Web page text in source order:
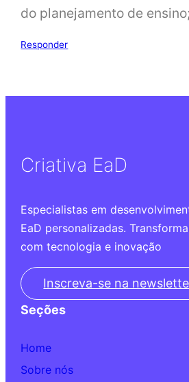
do planejamento de
Responder
Criativa EaD
Especialistas em
EaD personalizadas.
com tecnologia e inovação
Inscreva-se na
Seções
Home
Sobre nós